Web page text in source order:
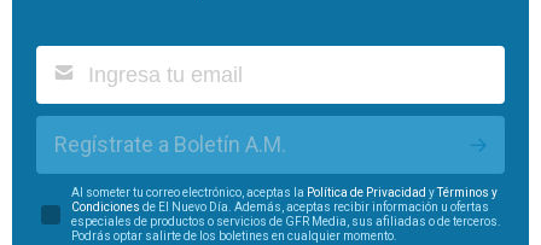
Regístrate a Boletín A.M.
Al someter tu correo electrónico, aceptas la Política de Privacidad y
Términos y
Condiciones de El Nuevo Día. Además, aceptas recibir información u ofertas
especiales de productos o servicios de GFR Media, sus afiliadas o de terceros.
Podrás optar salirte de los boletines en cualquier momento.